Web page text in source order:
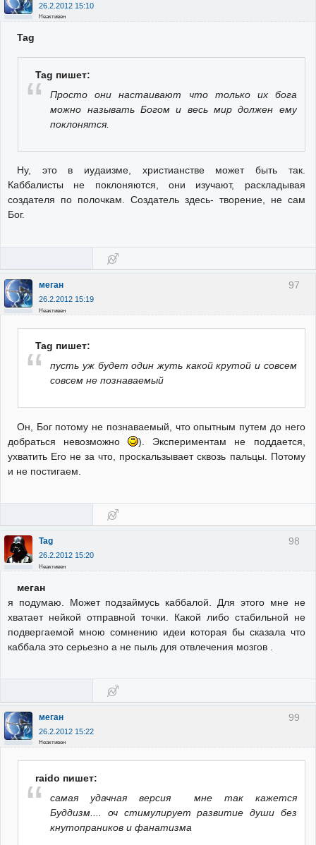
26.2.2012 15:10
Неактивен
Tag
Tag пишет:
Просто они настаивают что только их бога
можно называть Богом и весь мир должен ему
поклонятся.
Ну, это в иудаизме, христианстве может быть так.
Каббалисты не поклоняются, они изучают, раскладывая
создателя по полочкам. Создатель здесь- творение, не сам
Бог.
97
меган
26.2.2012 15:19
Неактивен
Tag пишет:
пусть уж будет один жуть какой крутой и совсем
совсем не познаваемый
Он, Бог потому не познаваемый, что опытным путем до него
добраться невозможно
). Экспериментам не поддается,
ухватить Его не за что, проскальзывает сквозь пальцы. Потому
и не постигаем.
98
Tag
26.2.2012 15:20
Неактивен
меган
я подумаю. Может подзаймусь каббалой. Для этого мне не
хватает нейкой отправной точки. Какой либо стабильной не
подвергаемой мною сомнению идеи которая бы сказала что
каббала это серьезно а не пыль для отвлечения мозгов .
99
меган
26.2.2012 15:22
Неактивен
raido пишет:
самая удачная версия мне так кажется
Буддизм.... оч стимулирует развитие души без
кнутопраников и фанатизма